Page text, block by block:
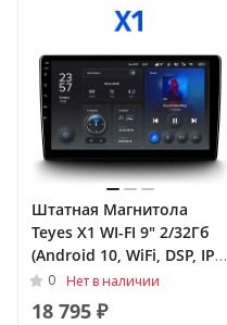
Штатная Магнитола
Teyes X1 WI-FI 9" 2/32Гб
(Android 10, WiFi, DSP, IPS)
для SsangYong Actyon I
2005 - 2011
0 Нет в наличии
18 795 ₽